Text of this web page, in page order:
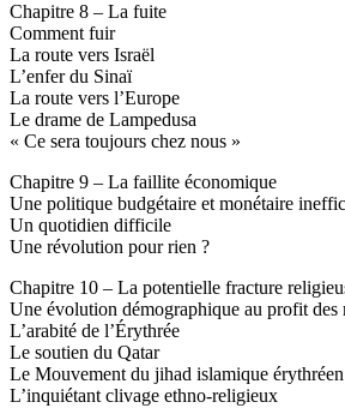
Chapitre 8 – La fuite
Comment fuir
La route vers Israël
L’enfer du Sinaï
La route vers l’Europe
Le drame de Lampedusa
« Ce sera toujours chez nous »
Chapitre 9 – La faillite économique
Une politique budgétaire et monétaire
Un quotidien difficile
Une révolution pour rien ?
Chapitre 10 – La potentielle fracture
Une évolution démographique au profit des
L’arabité de l’Érythrée
Le soutien du Qatar
Le Mouvement du jihad islamique
L’inquiétant clivage ethno-religieux